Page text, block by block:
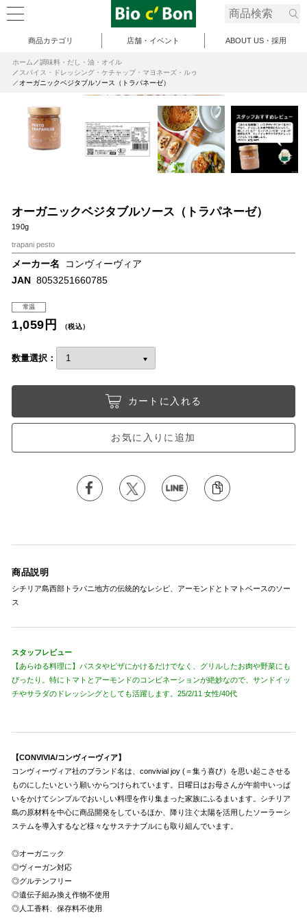
商品カテゴリ 店舗・イベント ABOUT US・採用
ホーム
調味料・だし・油・オイル
スパイス・ドレッシング・ケチャップ・マヨネーズ・ルゥ
オーガニックベジタブルソース（トラパネーゼ）
オーガニックベジタブルソース（トラパネーゼ）
190g
trapani pesto
メーカー名
コンヴィーヴィア
JAN 8053251660785
常温
1,059円 （税込）
数量選択：
カートに入れる
お気に入りに追加
商品説明
シチリア島西部トラパニ地方の伝統的なレシピ、アーモンドとトマトベースのソー
ス
スタッフレビュー
【あらゆる料理に】パスタやピザにかけるだけでなく、グリルしたお肉や野菜にも
ぴったり。特にトマトとアーモンドのコンビネーションが絶妙なので、サンドイッ
チやサラダのドレッシングとしても活躍します。25/2/11 女性/40代
【CONVIVIA/コンヴィーヴィア】
コンヴィーヴィア社のブランド名は、convivial joy (＝集う喜び）を思い起こさせる
ものにしたいという願いからつけられています。日曜日はお母さんが午前中いっぱ
いをかけてシンプルでおいしい料理を作り集まった家族にふるまいます。シチリア
島の原材料を中心に商品開発をしているほか、降り注ぐ太陽を活用したソーラーシ
ステムを導入するなど様々なサステナブルにも取り組んでいます。
◎オーガニック
◎ヴィーガン対応
◎グルテンフリー
◎遺伝子組み換え作物不使用
◎人工香料、保存料不使用